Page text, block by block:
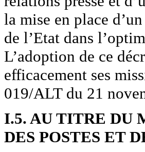
la mise en place
de l’Etat dans
L’adoption de ce
efficacement ses
019/ALT du 21
I.5. AU TITRE DU
DES POSTES ET